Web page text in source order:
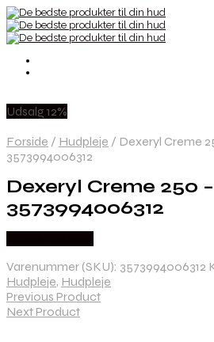
Udsalg 12%
Forside / Hudpleje / Dexeryl Creme
3573994006312
Dexeryl Creme 250
3573994006312
Varenummer (SKU): 3573994006312
Hudpleje, Hudpleje
Previous Product
Next Product